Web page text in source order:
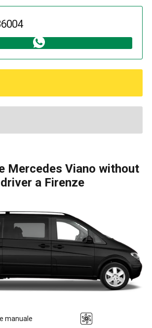
Mercedes Viano without
driver a Firenze
manuale